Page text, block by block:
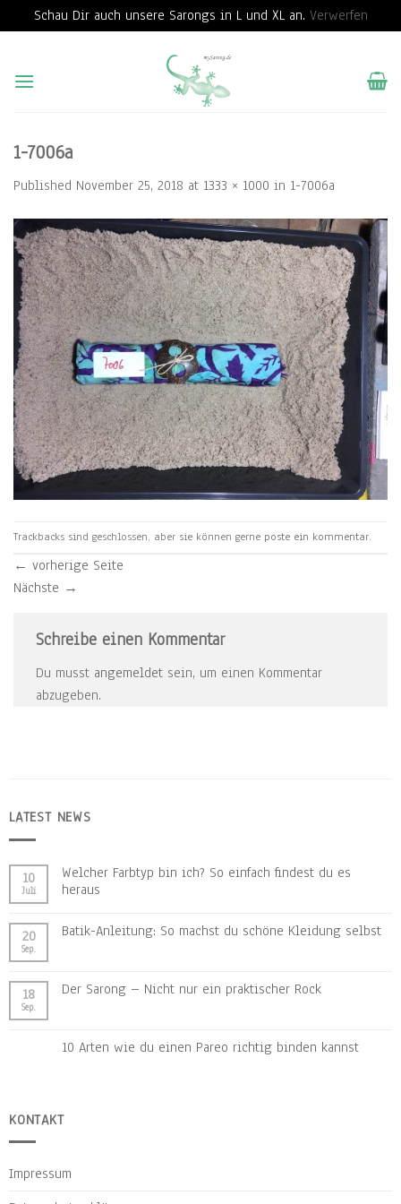
Schau Dir auch unsere Sarongs in L und XL an. Verwerfen
content
1-7006a
Published November 25, 2018 at 1333 × 1000 in 1-7006a
Trackbacks sind geschlossen, aber sie können gerne poste ein kommentar.
← vorherige Seite
Nächste →
Schreibe einen Kommentar
Du musst angemeldet sein, um einen Kommentar
abzugeben.
LATEST NEWS
10
Juli
Welcher Farbtyp bin ich? So einfach findest du es
heraus
20
Sep.
Batik-Anleitung: So machst du schöne Kleidung selbst
18
Sep.
Der Sarong – Nicht nur ein praktischer Rock
10 Arten wie du einen Pareo richtig binden kannst
KONTAKT
Impressum